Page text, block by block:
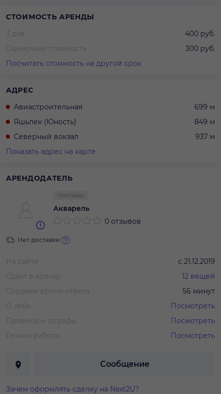
СТОИМОСТЬ АРЕНДЫ
3 дня
400 руб.
Оценочная стоимость
300 руб.
Посчитать стоимость на другой срок
АДРЕС
Авиастроительная
699 м
Яшьлек (Юность)
849 м
Северный вокзал
937 м
Показать адрес на карте
АРЕНДОДАТЕЛЬ
Акварель
0 отзывов
Нет доставки
На сайте с 21.12.2019
Сдает в аренду
12 вещей
Среднее время ответа
56 минут
О себе
Посмотреть
Правила и штрафы
Посмотреть
Режим работы
Посмотреть
Сообщение
Зачем оформлять сделку на Next2U?